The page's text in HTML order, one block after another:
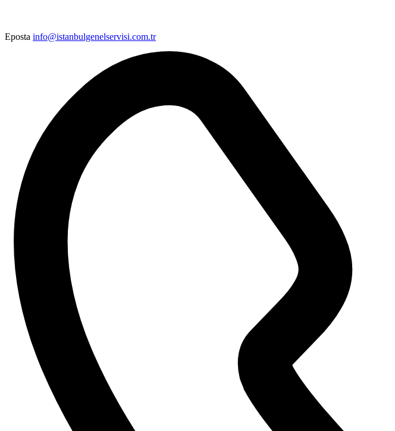
Eposta info@istanbulgenelservisi.com.tr